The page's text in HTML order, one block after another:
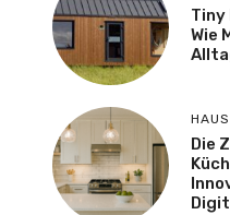
Tiny
Wie
Die